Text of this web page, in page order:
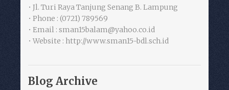
• Jl. Turi Raya Tanjung Senang B. Lampung
• Phone : (0721) 789569
• Email : sman15balam@yahoo.co.id
• Website : http://www.sman15-bdl.sch.id
Blog Archive